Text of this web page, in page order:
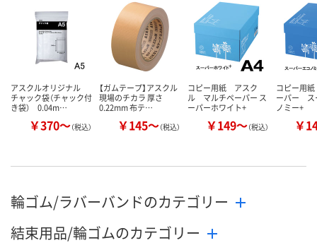
カゴへ
数量
カゴへ
数量
カ
アスクルオリジナル
チャック袋（チャック付
き袋） 0.04m…
￥370～（税込）
【ガムテープ】アスクル
現場のチカラ 厚さ
0.22mm 布テ…
￥145～（税込）
コピー用紙 アスク
ル マルチペーパー ス
ーパーホワイト+
￥149～（税込）
コピー用
ーパー ス
ノミー+
￥
輪ゴム/ラバーバンドのカテゴリー
結束用品/輪ゴムのカテゴリー